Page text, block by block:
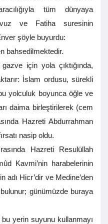
tüm dünyaya
ve Fatiha suresinin
şöyle buyurdu:
bahsedilmektedir.
için yola çıktığında,
İslam ordusu, sürekli
yolculuk boyunca öğle ve
daima birleştirilerek (cem
Hazreti Abdurrahman
nasip oldu.
Hazreti Resulüllah
Kavmi’nin harabelerinin
adı Hicr’dir ve Medine’den
günümüzde buraya
yerin suyunu kullanmayı